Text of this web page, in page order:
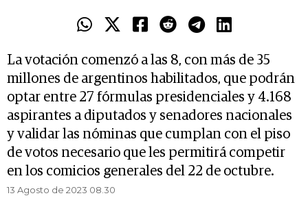
La votación comenzó a las 8, con más de 35
millones de argentinos habilitados, que podrán
optar entre 27 fórmulas presidenciales y 4.168
aspirantes a diputados y senadores nacionales
y validar las nóminas que cumplan con el piso
de votos necesario que les permitirá competir
en los comicios generales del 22 de octubre.
13 Agosto de 2023 08.30